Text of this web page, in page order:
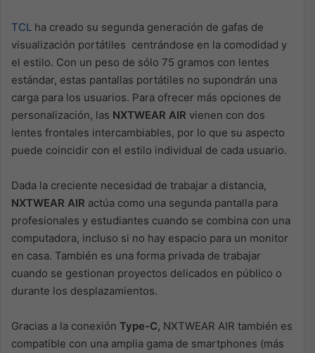
TCL ha creado su segunda generación de gafas de
visualización portátiles centrándose en la comodidad y
el estilo. Con un peso de sólo 75 gramos con lentes
estándar, estas pantallas portátiles no supondrán una
carga para los usuarios. Para ofrecer más opciones de
personalización, las NXTWEAR AIR vienen con dos
lentes frontales intercambiables, por lo que su aspecto
puede coincidir con el estilo individual de cada usuario.
Dada la creciente necesidad de trabajar a distancia,
NXTWEAR AIR actúa como una segunda pantalla para
profesionales y estudiantes cuando se combina con una
computadora, incluso si no hay espacio para un monitor
en casa. También es una forma privada de trabajar
cuando se gestionan proyectos delicados en público o
durante los desplazamientos.
Gracias a la conexión Type-C, NXTWEAR AIR también es
compatible con una amplia gama de smartphones (más